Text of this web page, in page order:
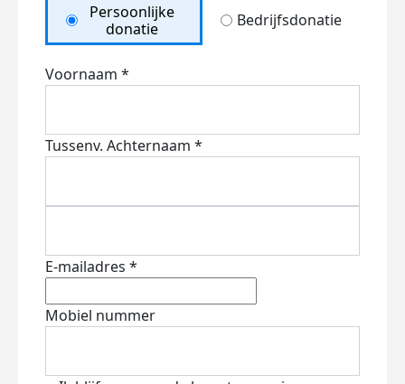
Persoonlijke
donatie
Bedrijfsdonatie
Voornaam *
Tussenv. Achternaam *
E-mailadres *
Mobiel nummer